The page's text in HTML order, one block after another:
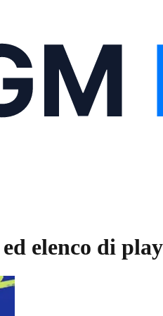
elenco di